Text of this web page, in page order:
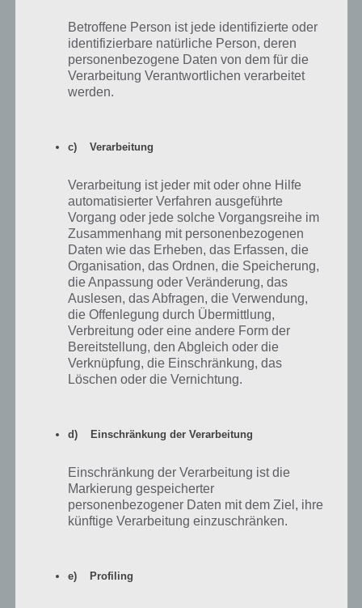
5000 11500 28 Stampfi
Von
Beginn
5000 16500 30 E.A.R.L 28.3.2014
5000 24500 34
(Kostüm)
4500 29000 36
KBBL
Studios
18.6.2014
4000 33000 38
Marge
Tetherball
5.9.2014
5000 38000 40 Mr. Teeny 5.9.2014
2500 40500 42
Little Black
Box
Stewart
3000 48500 46 It Blows
Im nachfolgen Bild sind die Freundschaftstufen-Preise bis Stufe 5 zu
Betroffene Person ist jede identifizierte oder
identifizierbare natürliche Person, deren
personenbezogene Daten von dem für die
Verarbeitung Verantwortlichen verarbeitet
werden.
c) Verarbeitung
Verarbeitung ist jeder mit oder ohne Hilfe
automatisierter Verfahren ausgeführte
Vorgang oder jede solche Vorgangsreihe im
Zusammenhang mit personenbezogenen
Daten wie das Erheben, das Erfassen, die
Organisation, das Ordnen, die Speicherung,
die Anpassung oder Veränderung, das
Auslesen, das Abfragen, die Verwendung,
die Offenlegung durch Übermittlung,
Verbreitung oder eine andere Form der
Bereitstellung, den Abgleich oder die
Verknüpfung, die Einschränkung, das
Löschen oder die Vernichtung.
d) Einschränkung der Verarbeitung
Einschränkung der Verarbeitung ist die
Markierung gespeicherter
personenbezogener Daten mit dem Ziel, ihre
künftige Verarbeitung einzuschränken.
e) Profiling